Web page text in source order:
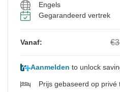
Engels
Gegarandeerd vertrek
Vanaf:
Aanmelden to unlock
Prijs gebaseerd op